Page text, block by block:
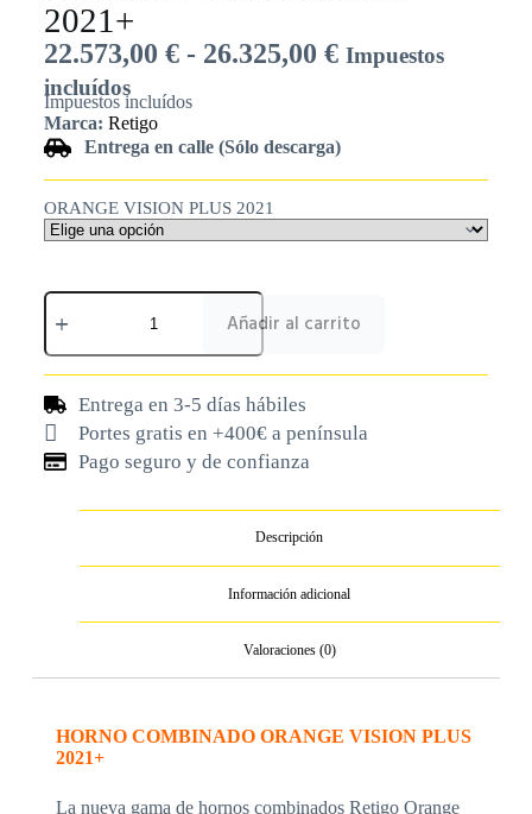
2021+
22.573,00 € - 26.325,00 € Impuestos
incluídos
Impuestos incluídos
Marca: Retigo
Entrega en calle (Sólo descarga)
ORANGE VISION PLUS 2021
Añadir al carrito
Entrega en 3-5 días hábiles
Portes gratis en +400€ a península
Pago seguro y de confianza
Descripción
Información adicional
Valoraciones (0)
HORNO COMBINADO ORANGE VISION PLUS
2021+
La nueva gama de hornos combinados Retigo Orange